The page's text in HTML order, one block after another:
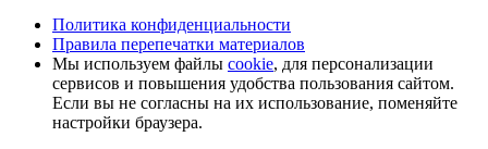
Политика конфиденциальности
Правила перепечатки материалов
Мы используем файлы cookie, для персонализации
сервисов и повышения удобства пользования сайтом.
Если вы не согласны на их использование, поменяйте
настройки браузера.